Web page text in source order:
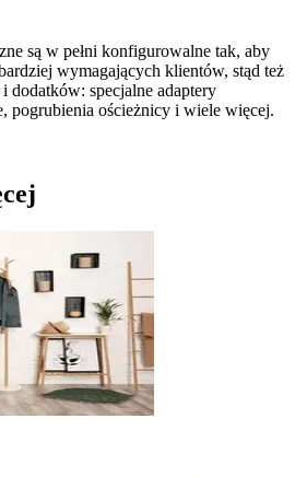
są w pełni konfigurowalne tak, aby
wymagających klientów, stąd też
dodatków: specjalne adaptery
pogrubienia ościeżnicy i wiele więcej.